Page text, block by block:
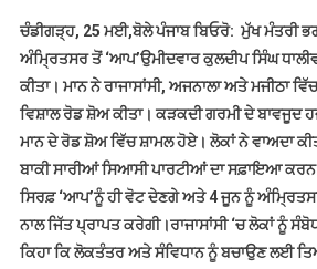
ਚੰਡੀਗੜ੍ਹ, 25 ਮਈ,ਬੋਲੇ ਪੰਜਾਬ ਬਿਓਰੋ: ਮੁੱਖ ਮੰਤਰੀ
ਅੰਮ੍ਰਿਤਸਰ ਤੋਂ ‘ਆਪ’ਉਮੀਦਵਾਰ ਕੁਲਦੀਪ ਸਿੰਘ
ਕੀਤਾ। ਮਾਨ ਨੇ ਰਾਜਾਸਾਂਸੀ, ਅਜਨਾਲਾ ਅਤੇ ਮਜੀਠਾ
ਵਿਸ਼ਾਲ ਰੋਡ ਸ਼ੋਅ ਕੀਤਾ। ਕੜਕਦੀ ਗਰਮੀ ਦੇ ਬਾਵਜੂਦ
ਮਾਨ ਦੇ ਰੋਡ ਸ਼ੋਅ ਵਿੱਚ ਸ਼ਾਮਲ ਹੋਏ। ਲੋਕਾਂ ਨੇ ਵਾਅਦਾ
ਬਾਕੀ ਸਾਰੀਆਂ ਸਿਆਸੀ ਪਾਰਟੀਆਂ ਦਾ ਸਫ਼ਾਇਆ
ਸਿਰਫ਼ ‘ਆਪ’ਨੂੰ ਹੀ ਵੋਟ ਦੇਣਗੇ ਅਤੇ 4 ਜੂਨ ਨੂੰ
ਨਾਲ ਜਿੱਤ ਪ੍ਰਾਪਤ ਕਰੇਗੀ।ਰਾਜਾਸਾਂਸੀ ‘ਚ ਲੋਕਾਂ ਨੂੰ
ਕਿਹਾ ਕਿ ਲੋਕਤੰਤਰ ਅਤੇ ਸੰਵਿਧਾਨ ਨੂੰ ਬਚਾਉਣ ਲਈ